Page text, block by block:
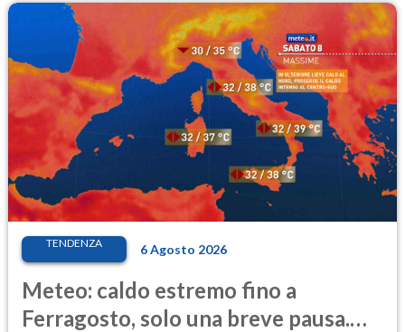
TENDENZA 6 Agosto 2026
Meteo: caldo estremo fino a
Ferragosto, solo una breve pausa.